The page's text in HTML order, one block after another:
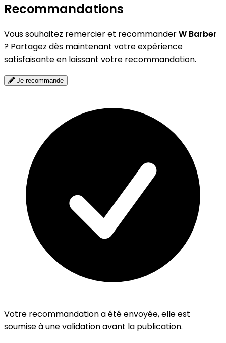
Recommandations
Vous souhaitez remercier et recommanderW Barber
? Partagez dès maintenant votre expérience
satisfaisante en laissant votre recommandation.
Je recommande
Votre recommandation a été envoyée, elle est
soumise à une validation avant la publication.